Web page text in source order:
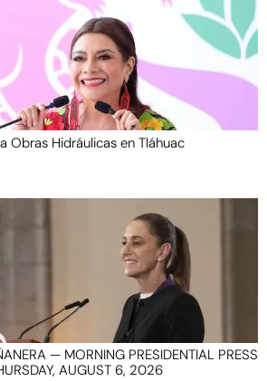
Obras Hidráulicas en Tláhuac
— MORNING PRESIDENTIAL PRESS
AUGUST 6, 2026